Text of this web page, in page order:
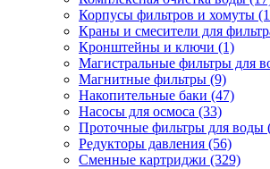
Корпусы фильтров и хомуты
Краны и смесители для
Кронштейны и ключи (1)
Магистральные фильтры для
Магнитные фильтры (9)
Накопительные баки (47)
Насосы для осмоса (33)
Проточные фильтры для воды
Редукторы давления (56)
Сменные картриджи (329)